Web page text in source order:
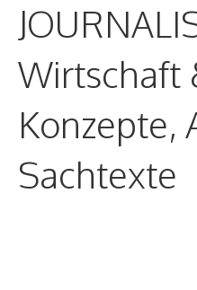
Wirtschaft
Konzepte,
Sachtexte